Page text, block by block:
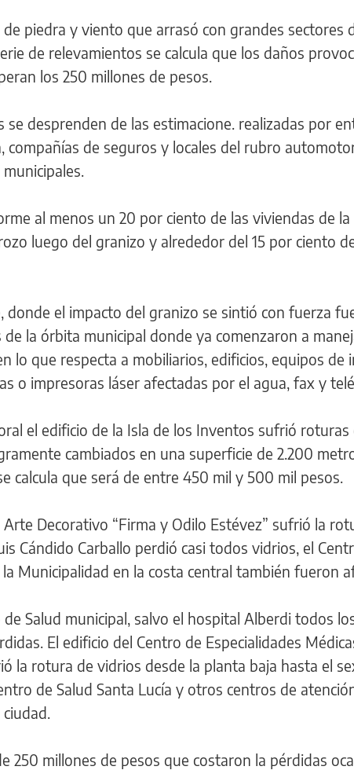
piedra y viento que arrasó con grandes sectores
de relevamientos se calcula que los daños
los 250 millones de pesos.
se desprenden de las estimacione. realizadas por
compañías de seguros y locales del rubro
al menos un 20 por ciento de las viviendas de
luego del granizo y alrededor del 15 por ciento
donde el impacto del granizo se sintió con fuerza
de la órbita municipal donde ya comenzaron a
lo que respecta a mobiliarios, edificios, equipos de
o impresoras láser afectadas por el agua, fax y
el edificio de la Isla de los Inventos sufrió
cambiados en una superficie de 2.200
calcula que será de entre 450 mil y 500 mil pesos.
Arte Decorativo “Firma y Odilo Estévez” sufrió la
Cándido Carballo perdió casi todos vidrios, el
Municipalidad en la costa central también fueron
de Salud municipal, salvo el hospital Alberdi todos
El edificio del Centro de Especialidades
la rotura de vidrios desde la planta baja hasta el
de Salud Santa Lucía y otros centros de
250 millones de pesos que costaron la pérdidas